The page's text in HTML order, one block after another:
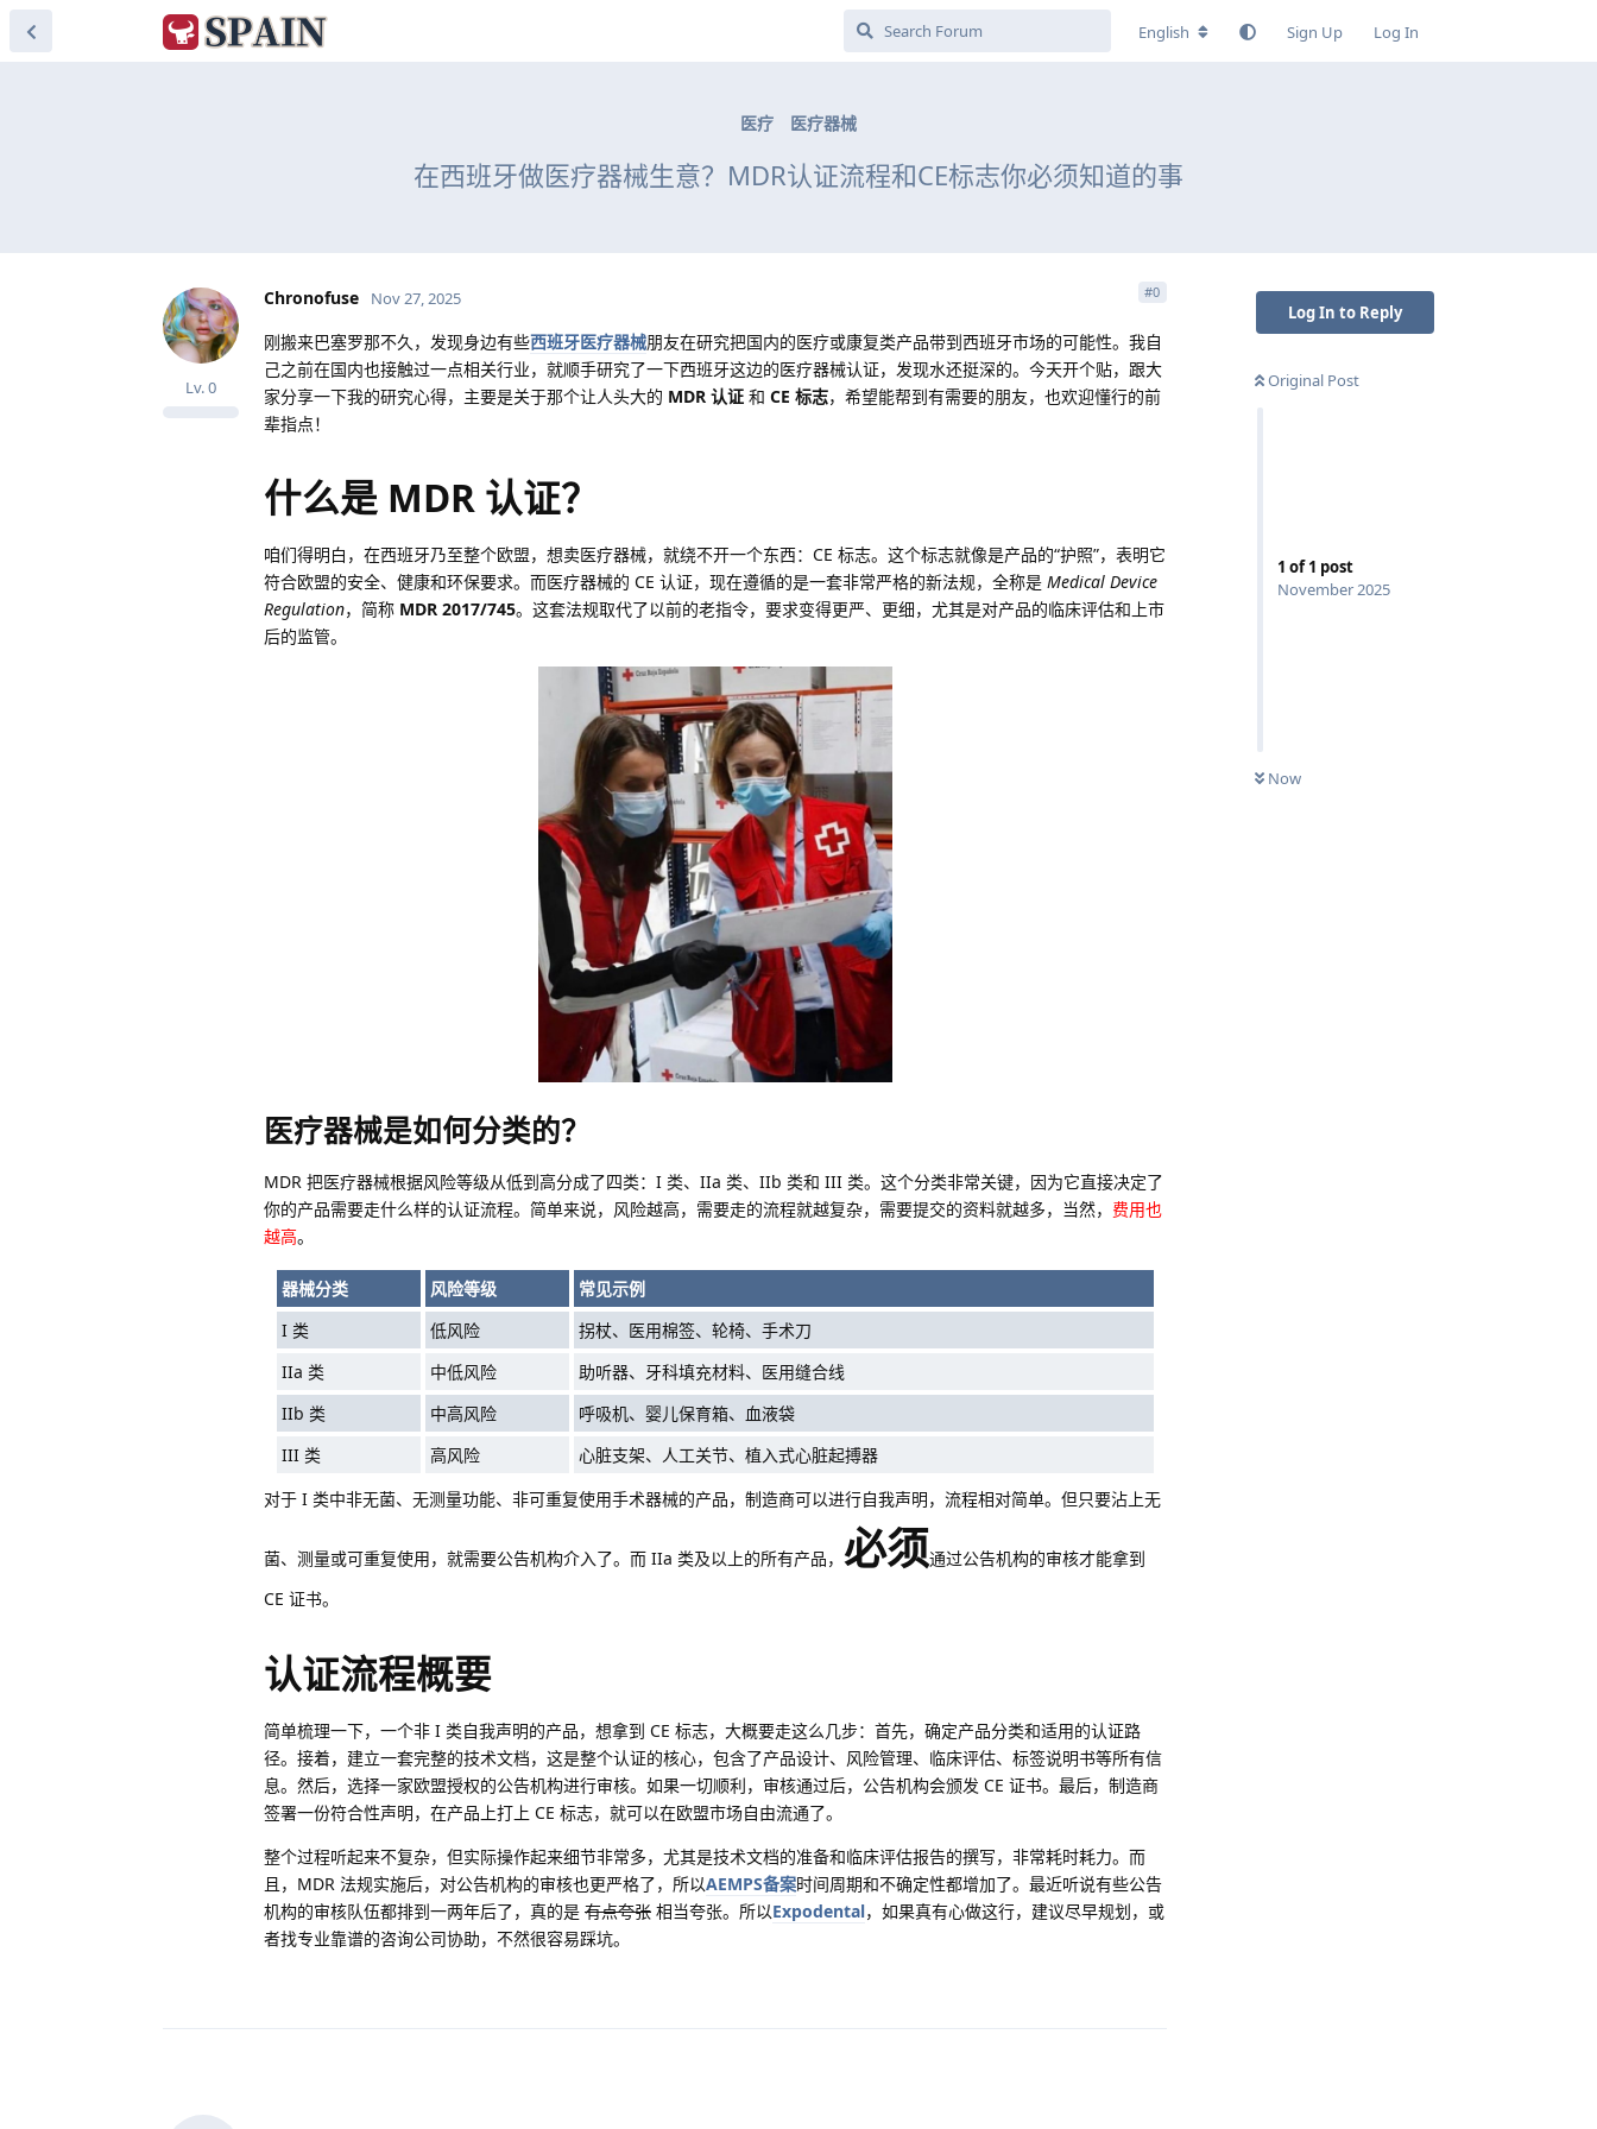
English Sign Up Log In
医疗 医疗器械
在西班牙做医疗器械生意？MDR认证流程和CE标志你必须知道的事
Log In to Reply
Original Post
1 of1 post
November 2025
Now
Chronofuse
Lv.0
Nov 27, 2025 #0
刚搬来巴塞罗那不久，发现身边有些西班牙医疗器械朋友在研究把国内的医疗或康复类产品带到西班牙市场的可能性。我自
己之前在国内也接触过一点相关行业，就顺手研究了一下西班牙这边的医疗器械认证，发现水还挺深的。今天开个贴，跟大
家分享一下我的研究心得，主要是关于那个让人头大的 MDR 认证 和 CE 标志，希望能帮到有需要的朋友，也欢迎懂行的前
辈指点！
什么是 MDR 认证？
咱们得明白，在西班牙乃至整个欧盟，想卖医疗器械，就绕不开一个东西：CE 标志。这个标志就像是产品的“护照”，表明它
符合欧盟的安全、健康和环保要求。而医疗器械的 CE 认证，现在遵循的是一套非常严格的新法规，全称是 Medical Device
Regulation，简称 MDR 2017/745。这套法规取代了以前的老指令，要求变得更严、更细，尤其是对产品的临床评估和上市
后的监管。
医疗器械是如何分类的？
MDR 把医疗器械根据风险等级从低到高分成了四类：I 类、IIa 类、IIb 类和 III 类。这个分类非常关键，因为它直接决定了
你的产品需要走什么样的认证流程。简单来说，风险越高，需要走的流程就越复杂，需要提交的资料就越多，当然， 费用也
越高。
器械分类 风险等级
常见示例
I 类
低风险
拐杖、医用棉签、轮椅、手术刀
IIa 类
中低风险
助听器、牙科填充材料、医用缝合线
IIb 类
中高风险
呼吸机、婴儿保育箱、血液袋
III 类
高风险
心脏支架、人工关节、植入式心脏起搏器
对于 I 类中非无菌、无测量功能、非可重复使用手术器械的产品，制造商可以进行自我声明，流程相对简单。但只要沾上无
菌、测量或可重复使用，就需要公告机构介入了。而 IIa 类及以上的所有产品， 必须通过公告机构的审核才能拿到
CE 证书。
认证流程概要
简单梳理一下，一个非 I 类自我声明的产品，想拿到 CE 标志，大概要走这么几步：首先，确定产品分类和适用的认证路
径。接着，建立一套完整的技术文档，这是整个认证的核心，包含了产品设计、风险管理、临床评估、标签说明书等所有信
息。然后，选择一家欧盟授权的公告机构进行审核。如果一切顺利，审核通过后，公告机构会颁发 CE 证书。最后，制造商
签署一份符合性声明，在产品上打上 CE 标志，就可以在欧盟市场自由流通了。
整个过程听起来不复杂，但实际操作起来细节非常多，尤其是技术文档的准备和临床评估报告的撰写，非常耗时耗力。而
且，MDR 法规实施后，对公告机构的审核也更严格了，所以AEMPS备案时间周期和不确定性都增加了。最近听说有些公告
机构的审核队伍都排到一两年后了，真的是 有点夸张 相当夸张。所以Expodental，如果真有心做这行，建议尽早规划，或
者找专业靠谱的咨询公司协助，不然很容易踩坑。